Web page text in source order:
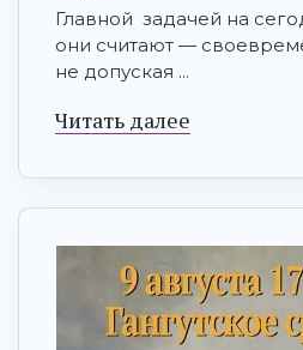
Главной задачей на
они считают —
не допуская ...
Читать далее